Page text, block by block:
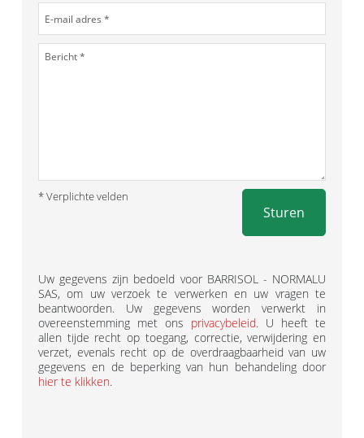
* Verplichte velden
Sturen
Uw gegevens zijn bedoeld voor BARRISOL - NORMALU
SAS, om uw verzoek te verwerken en uw vragen te
beantwoorden. Uw gegevens worden verwerkt in
overeenstemming met ons privacybeleid. U heeft te
allen tijde recht op toegang, correctie, verwijdering en
verzet, evenals recht op de overdraagbaarheid van uw
gegevens en de beperking van hun behandeling door
hier te klikken.